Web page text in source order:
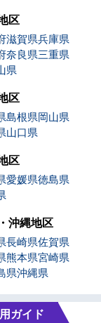
ージヘ
埼玉
直工店所在地
業務用エアコ
向 ラウ
区
滋賀県兵庫県
奈良県三重県
県
区
島根県岡山県
山口県
区
愛媛県徳島県
沖縄地区
長崎県佐賀県
熊本県宮崎県
県沖縄県
ガイド